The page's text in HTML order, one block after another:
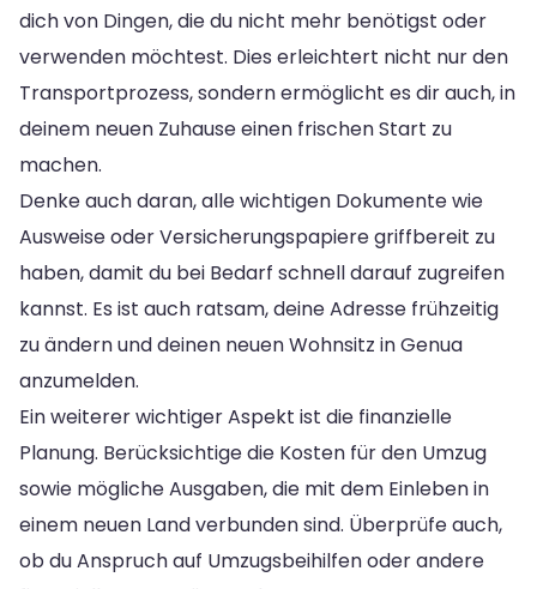
dich von Dingen, die du nicht mehr benötigst oder
verwenden möchtest. Dies erleichtert nicht nur den
Transportprozess, sondern ermöglicht es dir auch, in
deinem neuen Zuhause einen frischen Start zu
machen.
Denke auch daran, alle wichtigen Dokumente wie
Ausweise oder Versicherungspapiere griffbereit zu
haben, damit du bei Bedarf schnell darauf zugreifen
kannst. Es ist auch ratsam, deine Adresse frühzeitig
zu ändern und deinen neuen Wohnsitz in Genua
anzumelden.
Ein weiterer wichtiger Aspekt ist die finanzielle
Planung. Berücksichtige die Kosten für den Umzug
sowie mögliche Ausgaben, die mit dem Einleben in
einem neuen Land verbunden sind. Überprüfe auch,
ob du Anspruch auf Umzugsbeihilfen oder andere